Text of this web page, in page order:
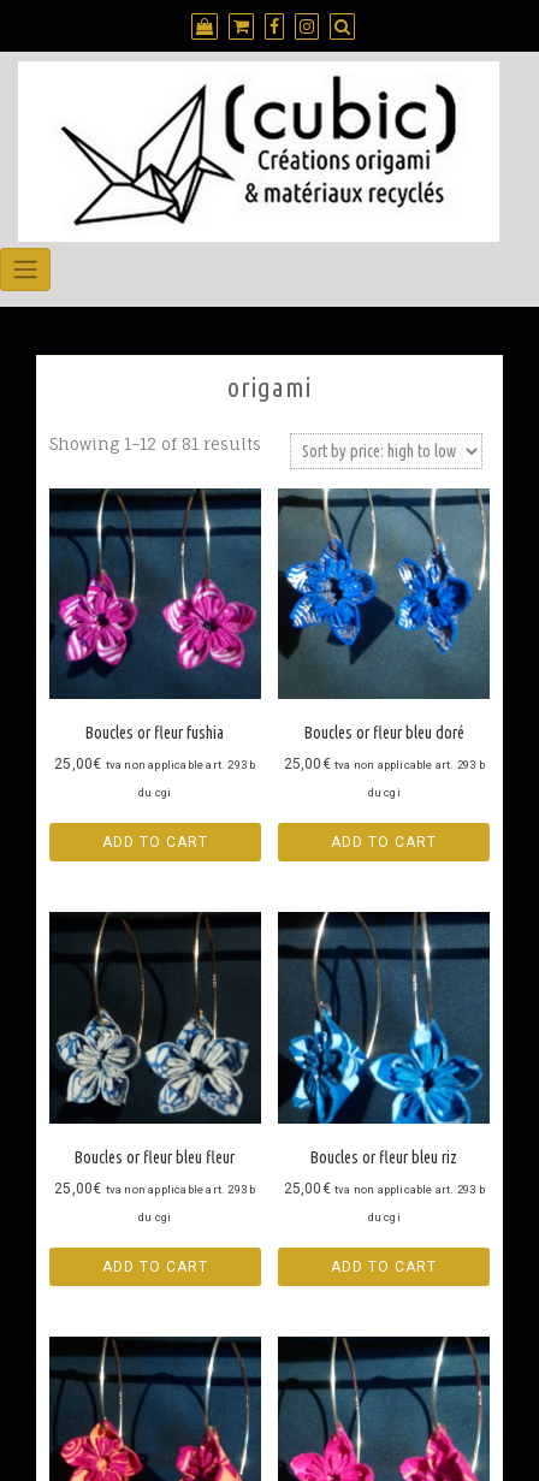
origami
Showing 1–12 of 81 results
Boucles or fleur fushia
25,00€ tva non applicable art. 293 b
du cgi
ADD TO CART
Boucles or fleur bleu doré
25,00€ tva non applicable art. 293 b
du cgi
ADD TO CART
Boucles or fleur bleu fleur
25,00€ tva non applicable art. 293 b
du cgi
ADD TO CART
Boucles or fleur bleu riz
25,00€ tva non applicable art. 293 b
du cgi
ADD TO CART